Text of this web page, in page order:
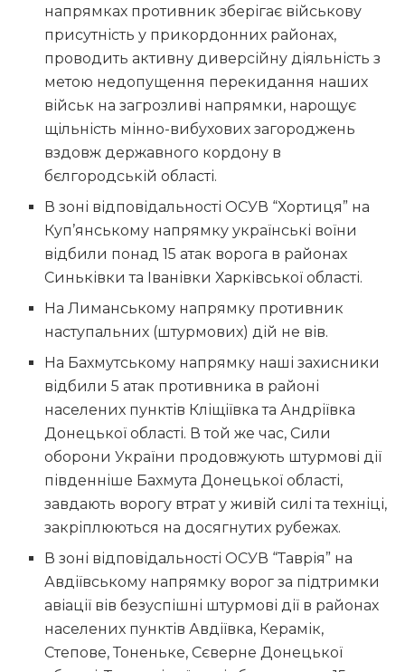
напрямках противник зберігає військову
присутність у прикордонних районах,
проводить активну диверсійну діяльність з
метою недопущення перекидання наших
військ на загрозливі напрямки, нарощує
щільність мінно-вибухових загороджень
вздовж державного кордону в
бєлгородській області.
В зоні відповідальності ОСУВ “Хортиця” на
Куп’янському напрямку українські воїни
відбили понад 15 атак ворога в районах
Синьківки та Іванівки Харківської області.
На Лиманському напрямку противник
наступальних (штурмових) дій не вів.
На Бахмутському напрямку наші захисники
відбили 5 атак противника в районі
населених пунктів Кліщіївка та Андріївка
Донецької області. В той же час, Сили
оборони України продовжують штурмові дії
південніше Бахмута Донецької області,
завдають ворогу втрат у живій силі та техніці,
закріплюються на досягнутих рубежах.
В зоні відповідальності ОСУВ “Таврія” на
Авдіївському напрямку ворог за підтримки
авіації вів безуспішні штурмові дії в районах
населених пунктів Авдіївка, Керамік,
Степове, Тоненьке, Сєверне Донецької